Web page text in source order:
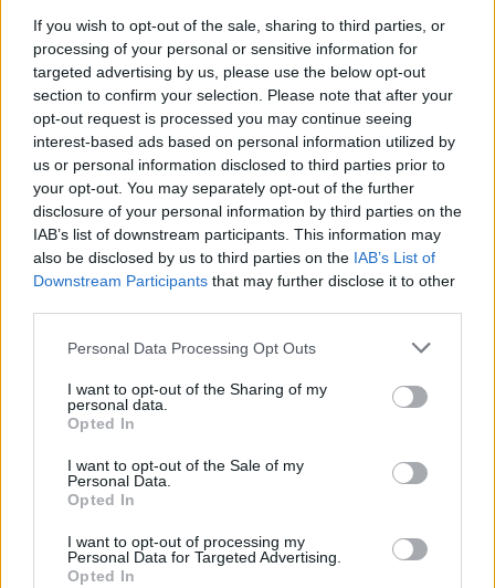
If you wish to opt-out of the sale, sharing to third parties, or
processing of your personal or sensitive information for
targeted advertising by us, please use the below opt-out
section to confirm your selection. Please note that after your
opt-out request is processed you may continue seeing
interest-based ads based on personal information utilized by
us or personal information disclosed to third parties prior to
your opt-out. You may separately opt-out of the further
disclosure of your personal information by third parties on the
IAB’s list of downstream participants. This information may
also be disclosed by us to third parties on the IAB’s List of
Downstream Participants that may further disclose it to other
Please note that this website/app uses one or more Google
not limited to your visit or usage behaviour. You may click to
grant or deny consent to Google and its third-party tags to
use your data for below specified purposes in below Google
consent section.
Personal Data Processing Opt Outs
I want to opt-out of the Sharing of my
personal data.
Opted In
I want to opt-out of the Sale of my
Personal Data.
Opted In
I want to opt-out of processing my
Personal Data for Targeted Advertising.
Opted In
Hirdetés
Hirdetés